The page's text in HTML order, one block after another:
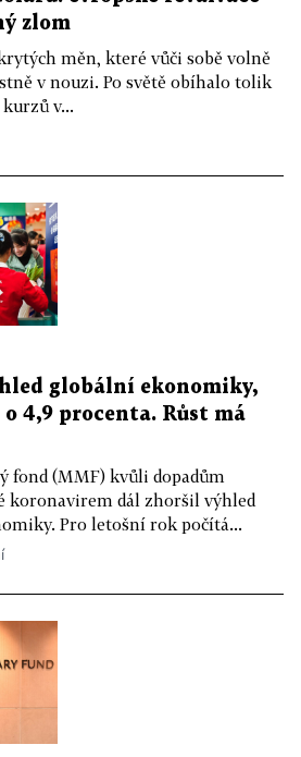
zlom
měn, které vůči sobě volně
v nouzi. Po světě obíhalo tolik
v...
globální ekonomiky,
o 4,9 procenta. Růst má
fond (MMF) kvůli dopadům
koronavirem dál zhoršil výhled
Pro letošní rok počítá...